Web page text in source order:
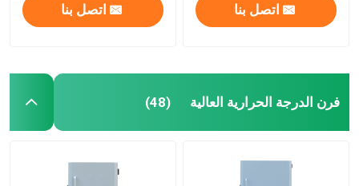
اتصل بنا اتصل بنا
فرن الدرجة الحرارية العالية (48)